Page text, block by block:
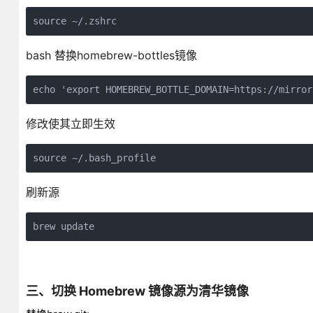
source ~/.zshrc
bash 替换homebrew-bottles镜像
echo 'export HOMEBREW_BOTTLE_DOMAIN=https://
修改使其立即生效
source ~/.bash_profile
刷新源
brew update
三、切换 Homebrew 镜像源为清华镜像